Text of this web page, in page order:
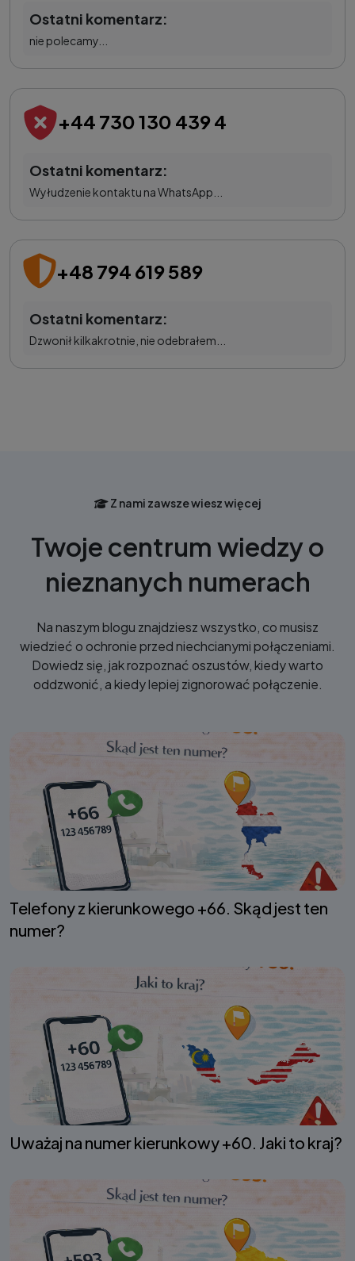
Ostatni komentarz:
nie polecamy...
+44 730 130 439 4
Ostatni komentarz:
Wyłudzenie kontaktu na WhatsApp...
+48 794 619 589
Ostatni komentarz:
Dzwonił kilkakrotnie, nie odebrałem...
Z nami zawsze wiesz więcej
Twoje centrum wiedzy o
nieznanych numerach
Na naszym blogu znajdziesz wszystko, co musisz
wiedzieć o ochronie przed niechcianymi połączeniami.
Dowiedz się, jak rozpoznać oszustów, kiedy warto
oddzwonić, a kiedy lepiej zignorować połączenie.
Telefony z kierunkowego +66. Skąd jest ten
numer?
Uważaj na numer kierunkowy +60. Jaki to kraj?